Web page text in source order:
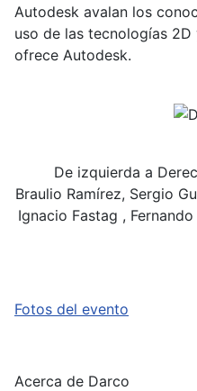
Autodesk avalan los
uso de las tecnologías
ofrece Autodesk.
De izquierda a
Braulio Ramírez, Sergio
Ignacio Fastag ,
Fotos del evento
Acerca de Darco